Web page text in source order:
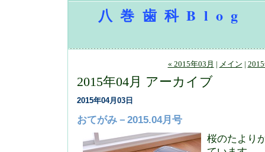
八巻歯科Blog
« 2015年03月 | メイン |
2015年04月 アーカイブ
2015年04月03日
おてがみ－2015.04月号
桜のたより